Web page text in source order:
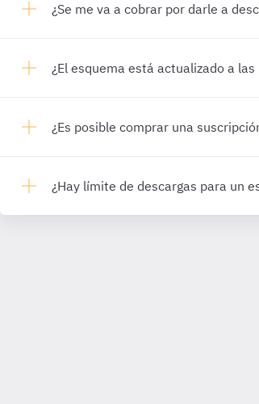
¿Se me va a cobrar por darle a
¿El esquema está actualizado a
¿Es posible comprar una
¿Hay límite de descargas para un